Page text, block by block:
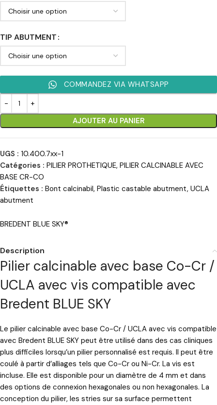
TIP ABUTMENT
AJOUTER AU PANIER
COMMANDEZ VIA WHATSAPP
UGS : 10.400.7xx-1
Catégories : PILIER PROTHETIQUE, PILIER CALCINABLE AVEC
BASE CR-CO
Étiquettes : Bont calcinabil, Plastic castable abutment, UCLA
abutment
BREDENT BLUE SKY®
Description
Pilier calcinable avec base Co-Cr /
UCLA avec vis compatible avec
Bredent BLUE SKY
Le pilier calcinable avec base Co-Cr / UCLA avec vis compatible
avec Bredent BLUE SKY peut être utilisé dans des cas cliniques
plus difficiles lorsqu’un pilier personnalisé est requis. Il peut être
coulé à partir d’alliages tels que Co-Cr ou Ni-Cr. La vis est
incluse. Elle est disponible pour un diamètre de 4 mm et dans
des options de connexion hexagonales ou non hexagonales. La
conception du pilier, les stries sur sa surface permettent